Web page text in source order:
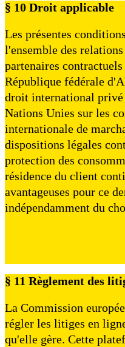
§ 10 Droit applicable
Les présentes
l'ensemble des
partenaires
République fédérale
droit international privé
Nations Unies sur les
internationale de
dispositions légales
protection des
résidence du client
avantageuses pour ce
indépendamment du
§ 11 Règlement des
La Commission
régler les litiges en
qu'elle gère. Cette